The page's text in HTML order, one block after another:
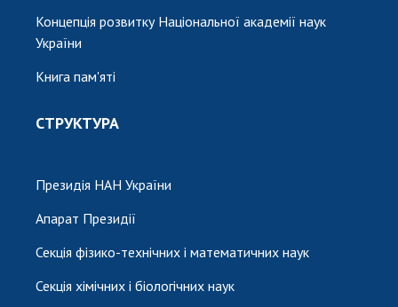
Концепція розвитку Національної академії наук
України
Книга пам'яті
СТРУКТУРА
Президія НАН України
Апарат Президії
Секція фізико-технічних і математичних наук
Секція хімічних і біологічних наук